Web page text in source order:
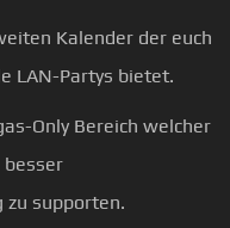
Kalender der euch
LAN-Partys bietet.
Only Bereich welcher
besser
zu supporten.